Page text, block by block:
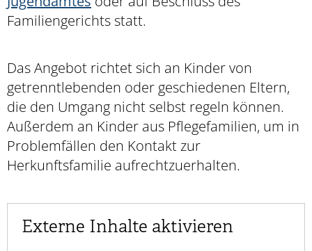
Familiengerichts statt.
Das Angebot richtet sich an Kinder von
getrenntlebenden oder geschiedenen Eltern,
die den Umgang nicht selbst regeln können.
Außerdem an Kinder aus Pflegefamilien, um in
Problemfällen den Kontakt zur
Herkunftsfamilie aufrechtzuerhalten.
Externe Inhalte aktivieren